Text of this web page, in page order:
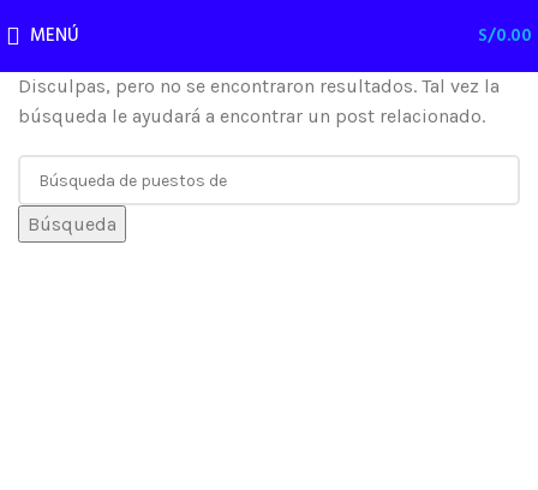
MENÚ S/0.00
No He Encontrado Nada
Disculpas, pero no se encontraron resultados. Tal vez la
búsqueda le ayudará a encontrar un post relacionado.
Búsqueda